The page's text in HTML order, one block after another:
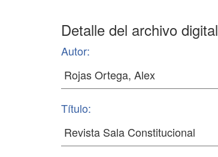
Detalle del archivo digital
Autor:
Título: